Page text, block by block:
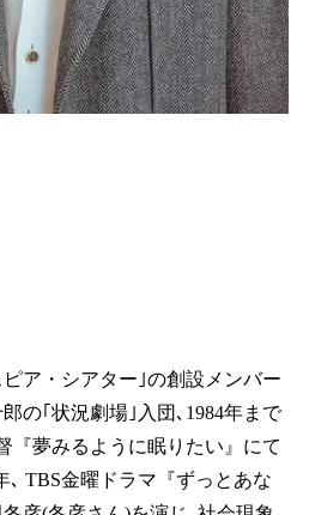
ア・シアター｣の創設メンバー
の｢状況劇場｣入団､1984年まで
『夢みるように眠りたい』にて
､ TBS金曜ドラマ『ずっとあな